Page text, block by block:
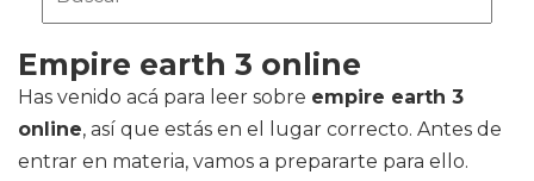
Empire earth 3 online
Has venido acá para leer sobre empire earth 3
online, así que estás en el lugar correcto. Antes de
entrar en materia, vamos a prepararte para ello.